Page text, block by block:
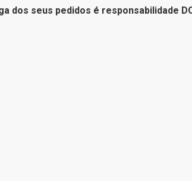
dos seus pedidos é responsabilidade